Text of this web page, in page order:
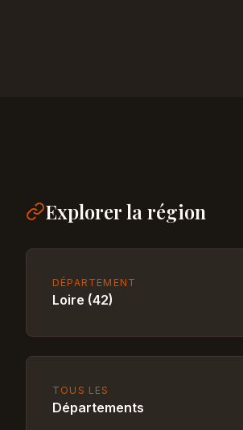
Explorer la région
DÉPARTEMENT
Loire (42)
TOUS LES
Départements